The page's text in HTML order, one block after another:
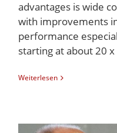
advantages is wide
with improvements
performance
starting at about 20
Weiterlesen